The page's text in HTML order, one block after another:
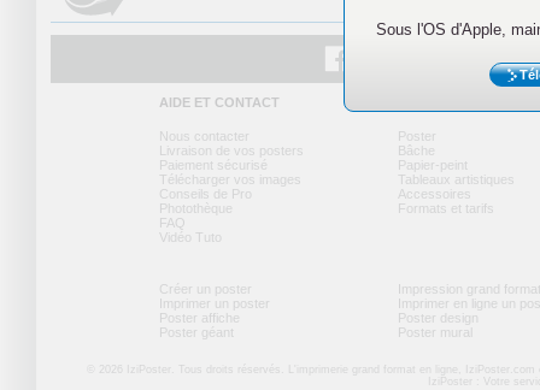
Facebook
Youtube
AIDE ET CONTACT
Nous contacter
Livraison de vos posters
Paiement sécurisé
Télécharger vos images
Conseils de Pro
Photothèque
FAQ
Vidéo Tuto
Poster
Bâche
Papier-peint
Tableaux artistiques
Accessoires
Formats et tarifs
Créer un poster
Imprimer un poster
Poster affiche
Poster géant
Impression grand format
Imprimer en ligne un
Poster design
Poster mural
© 2026 IziPoster. Tous droits réservés. L'imprimerie grand format en ligne,
IziPoster : Votre
Sous l'OS d'Apple,